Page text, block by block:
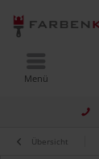
Menü
Übersicht